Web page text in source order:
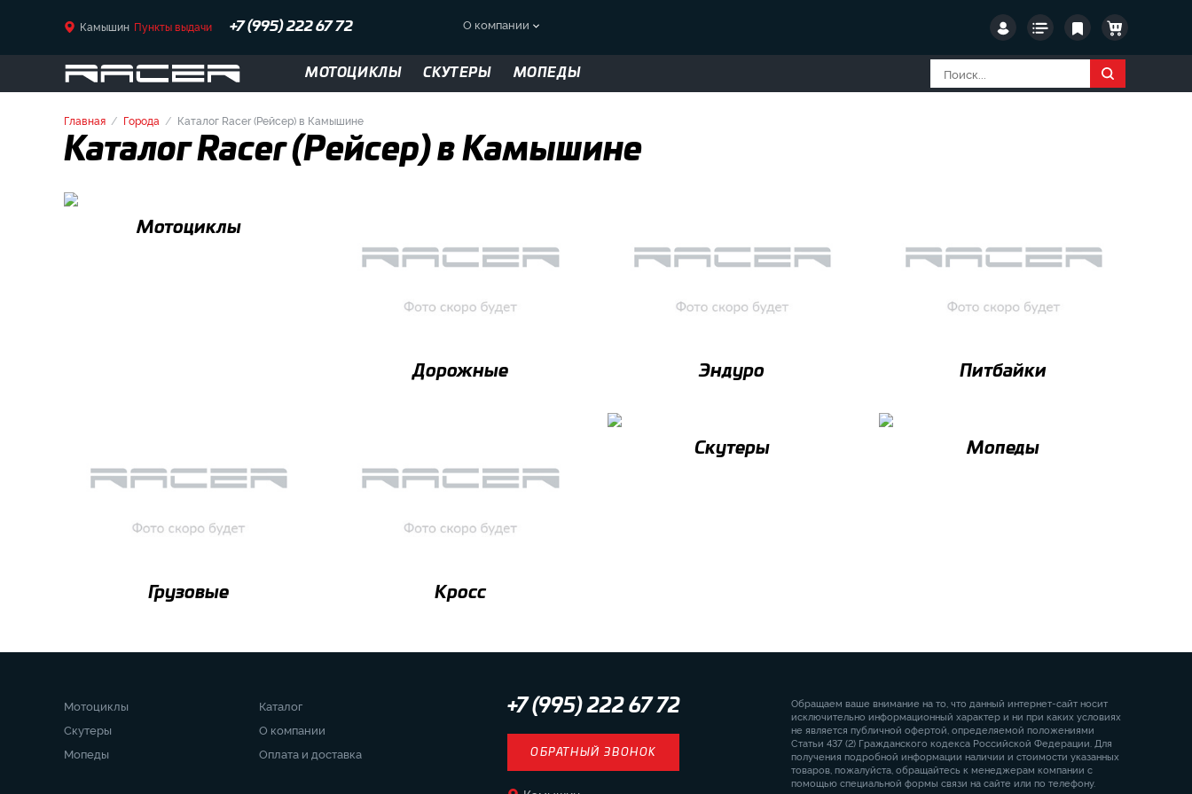
Камышин Пункты выдачи +7 (995) 222 67 72 О компании
МОТОЦИКЛЫ СКУТЕРЫ МОПЕДЫ
Главная Города Каталог Racer (Рейсер) в Камышине
Каталог Racer (Рейсер) в Камышине
Мотоциклы
Дорожные Эндуро Питбайки
Грузовые Кросс
Скутеры Мопеды
Мотоциклы
Скутеры
Мопеды
Каталог
О компании
Оплата и доставка
+7 (995) 222 67 72
ОБРАТНЫЙ ЗВОНОК
Обращаем ваше внимание на то, что данный интернет-сайт носит
исключительно информационный характер и ни при каких условиях
не является публичной офертой, определяемой положениями
Статьи 437 (2) Гражданского кодекса Российской Федерации. Для
получения подробной информации наличии и стоимости указанных
товаров, пожалуйста, обращайтесь к менеджерам компании с
помощью специальной формы связи на сайте или по телефону.